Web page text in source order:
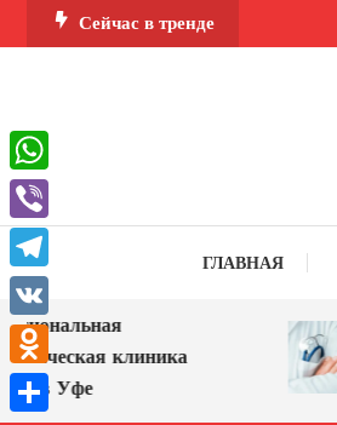
Перейти
к
Сейчас в тренде
ГЛАВНАЯ
клиника
Уфе
WhatsApp
Viber
Telegram
VK
Odnoklassniki